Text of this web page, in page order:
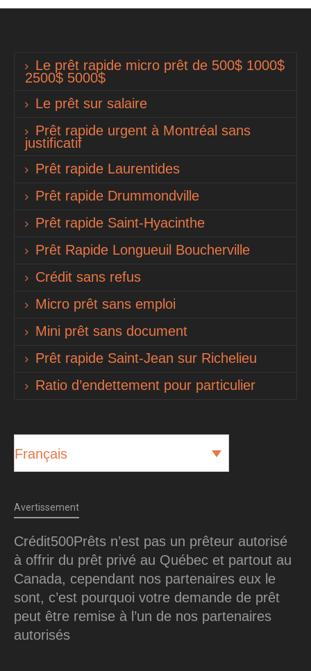
Le prêt rapide micro prêt de 500$ 1000$
2500$ 5000$
Le prêt sur salaire
Prêt rapide urgent à Montréal sans
justificatif
Prêt rapide Laurentides
Prêt rapide Drummondville
Prêt rapide Saint-Hyacinthe
Prêt Rapide Longueuil Boucherville
Crédit sans refus
Micro prêt sans emploi
Mini prêt sans document
Prêt rapide Saint-Jean sur Richelieu
Ratio d’endettement pour particulier
Français
Avertissement
Crédit500Prêts n’est pas un prêteur autorisé
à offrir du prêt privé au Québec et partout au
Canada, cependant nos partenaires eux le
sont, c’est pourquoi votre demande de prêt
peut être remise à l’un de nos partenaires
autorisés